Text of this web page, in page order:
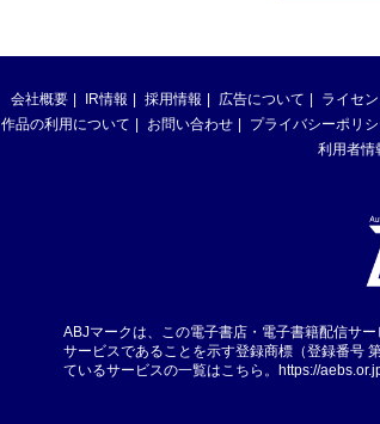
会社概要 IR情報 採用情報 広告について ライセ
作品の利用について
お問い合わせ プライバシーポリ
利用者情
ABJマークは、この電子書店・電子書籍配信サ
サービスであることを示す登録商標（登録番号
ているサービスの一覧はこちら。 https://